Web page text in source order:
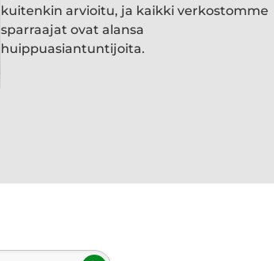
kuitenkin arvioitu, ja kaikki verkostomme
sparraajat ovat alansa
huippuasiantuntijoita.